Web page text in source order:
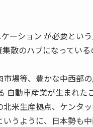
ーション が必要という
散のハブになってい
場等、豊かな中西部
自動車産業が生まれた
米生産拠点、ケンタ
うように、日本勢も中